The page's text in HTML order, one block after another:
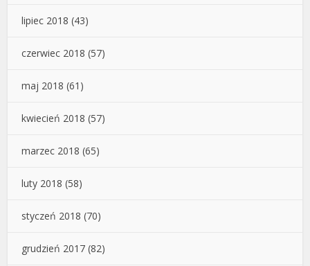
lipiec 2018 (43)
czerwiec 2018 (57)
maj 2018 (61)
kwiecień 2018 (57)
marzec 2018 (65)
luty 2018 (58)
styczeń 2018 (70)
grudzień 2017 (82)